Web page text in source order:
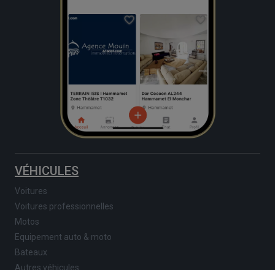
VÉHICULES
Voitures
Voitures professionnelles
Motos
Equipement auto & moto
Bateaux
Autres véhicules